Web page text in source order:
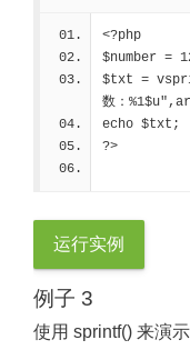
<?php
$number =
$txt =
数：
echo $txt;
?>
运行实例
例子 3
使用 sprintf() 来演